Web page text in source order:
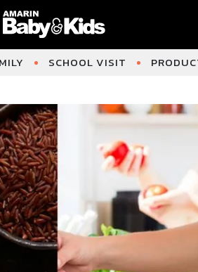
SCHOOL VISIT